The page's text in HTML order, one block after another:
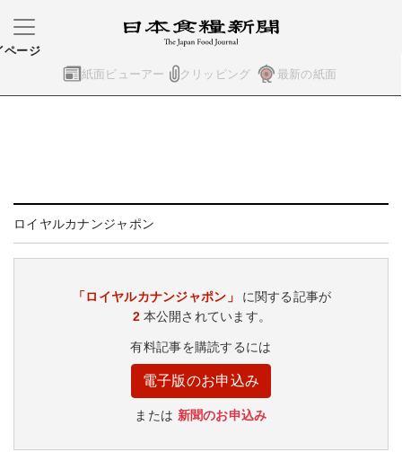
紙面ビューアー クリッピング 最新の紙面
ページ
ロイヤルカナンジャポン
「ロイヤルカナンジャポン」
に関する記事が
2 本公開されています。
有料記事を購読するには
電子版のお申込み
または 新聞のお申込み